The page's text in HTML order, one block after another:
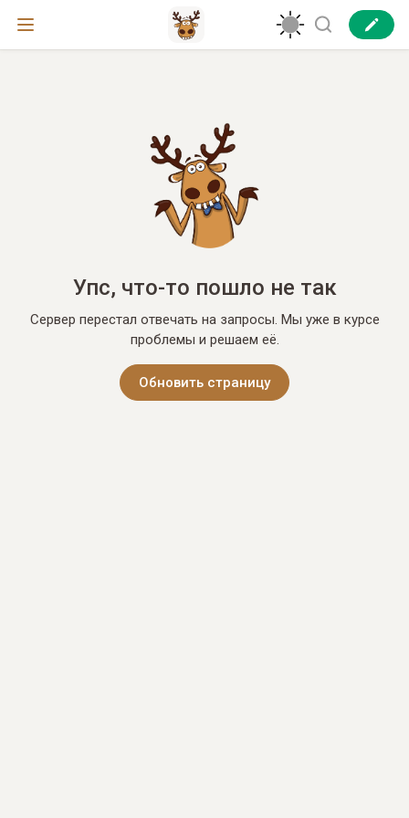
Упс, что-то пошло не так
Сервер перестал отвечать на запросы. Мы уже в курсе
проблемы и решаем её.
Обновить страницу